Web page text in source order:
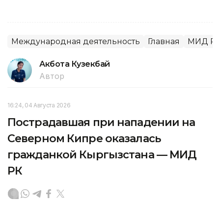
Международная деятельность Главная МИД
Акбота Кузекбай
Автор
16:24, 04 Августа 2026
Пострадавшая при нападении на
Северном Кипре оказалась
гражданкой Кыргызстана — МИД
РК